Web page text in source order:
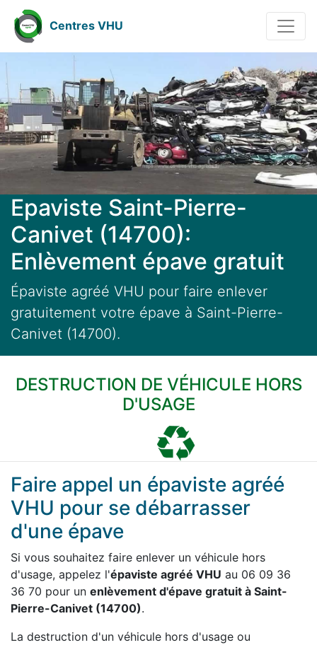
Centres VHU
Epaviste Saint-Pierre-
Canivet (14700):
Enlèvement épave gratuit
Épaviste agréé VHU pour faire enlever
gratuitement votre épave à Saint-Pierre-
Canivet (14700).
DESTRUCTION DE VÉHICULE HORS
D'USAGE
Faire appel un épaviste agréé
VHU pour se débarrasser
d'une épave
Si vous souhaitez faire enlever un véhicule hors
d'usage, appelez l'épaviste agréé VHU au 06 09 36
36 70 pour un enlèvement d'épave gratuit à Saint-
Pierre-Canivet (14700).
La destruction d'un véhicule hors d'usage ou